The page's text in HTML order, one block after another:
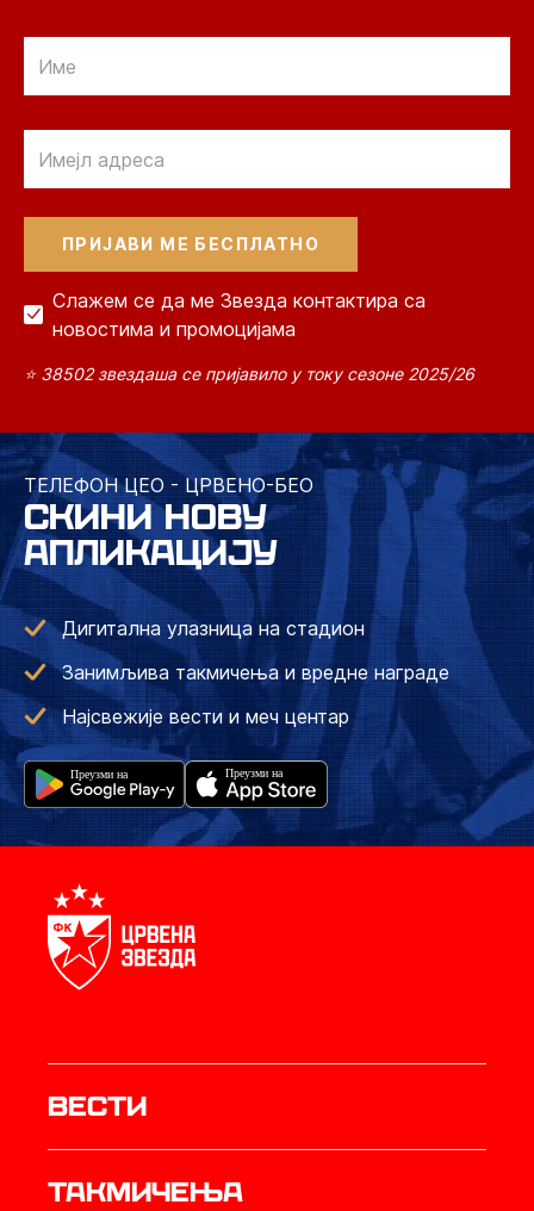
Слажем се да ме Звезда контактира са
новостима и промоцијама
⭐ 38502 звездаша се пријавило у току сезоне 2025/26
ТЕЛЕФОН ЦЕО - ЦРВЕНО-БЕО
СКИНИ НОВУ
АПЛИКАЦИЈУ
Дигитална улазница на стадион
Занимљива такмичења и вредне награде
Најсвежије вести и меч центар
Вести
Такмичења